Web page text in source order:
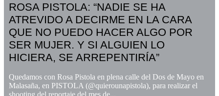
ROSA PISTOLA: “NADIE SE HA
ATREVIDO A DECIRME EN LA CARA
QUE NO PUEDO HACER ALGO POR
SER MUJER. Y SI ALGUIEN LO
HICIERA, SE ARREPENTIRÍA”
Quedamos con Rosa Pistola en plena calle del Dos de Mayo en
Malasaña, en PISTOLA (@quierounapistola), para realizar el
shooting del reportaje del mes de...